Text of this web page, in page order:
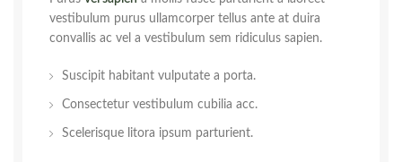
vestibulum purus ullamcorper tellus ante at duira
convallis ac vel a vestibulum sem ridiculus sapien.
Suscipit habitant vulputate a porta.
Consectetur vestibulum cubilia acc.
Scelerisque litora ipsum parturient.